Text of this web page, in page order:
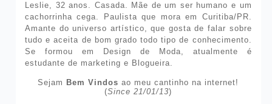
Leslie, 32 anos. Casada. Mãe de um ser humano e um
cachorrinha cega. Paulista que mora em Curitiba/PR.
Amante do universo artístico, que gosta de falar sobre
tudo e aceita de bom grado todo tipo de conhecimento.
Se formou em Design de Moda, atualmente é
estudante de marketing e Blogueira.
Sejam Bem Vindos ao meu cantinho na internet!
(Since 21/01/13)